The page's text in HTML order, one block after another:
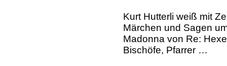
Kurt Hutterli weiß mit
Märchen und Sagen
Madonna von Re:
Bischöfe, Pfarrer …